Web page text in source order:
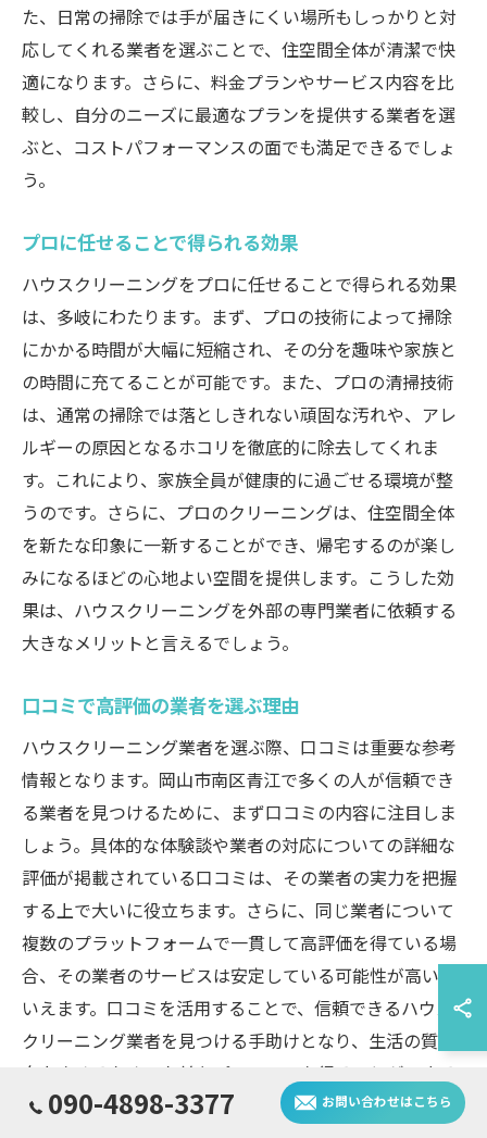
た、日常の掃除では手が届きにくい場所もしっかりと対
応してくれる業者を選ぶことで、住空間全体が清潔で快
適になります。さらに、料金プランやサービス内容を比
較し、自分のニーズに最適なプランを提供する業者を選
ぶと、コストパフォーマンスの面でも満足できるでしょ
う。
プロに任せることで得られる効果
ハウスクリーニングをプロに任せることで得られる効果
は、多岐にわたります。まず、プロの技術によって掃除
にかかる時間が大幅に短縮され、その分を趣味や家族と
の時間に充てることが可能です。また、プロの清掃技術
は、通常の掃除では落としきれない頑固な汚れや、アレ
ルギーの原因となるホコリを徹底的に除去してくれま
す。これにより、家族全員が健康的に過ごせる環境が整
うのです。さらに、プロのクリーニングは、住空間全体
を新たな印象に一新することができ、帰宅するのが楽し
みになるほどの心地よい空間を提供します。こうした効
果は、ハウスクリーニングを外部の専門業者に依頼する
大きなメリットと言えるでしょう。
口コミで高評価の業者を選ぶ理由
ハウスクリーニング業者を選ぶ際、口コミは重要な参考
情報となります。岡山市南区青江で多くの人が信頼でき
る業者を見つけるために、まず口コミの内容に注目しま
しょう。具体的な体験談や業者の対応についての詳細な
評価が掲載されている口コミは、その業者の実力を把握
する上で大いに役立ちます。さらに、同じ業者について
複数のプラットフォームで一貫して高評価を得ている場
合、その業者のサービスは安定している可能性が高いと
いえます。口コミを活用することで、信頼できるハウス
クリーニング業者を見つける手助けとなり、生活の質を
向上させるための有益なパートナーを得ることができる
のです。実際に利用した人々の意見を参考にすること
090-4898-3377 お問い合わせはこちら